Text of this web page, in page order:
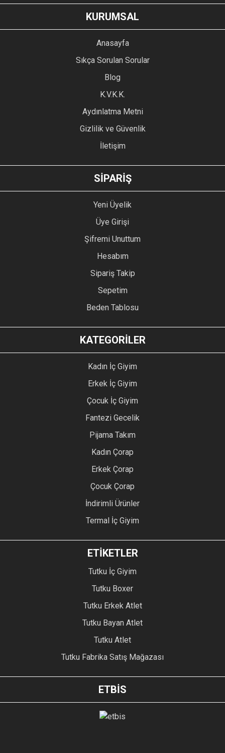
YORUM YAZ
konularda yetersiz gördüğünüz noktaları öneri formunu
kullanarak tarafımıza iletebilirsiniz.
Ürün resmi kalitesiz, bozuk veya görüntülenemiyor.
Ürün açıklamasında eksik bilgiler bulunuyor.
Ürün bilgilerinde hatalar bulunuyor.
Ürün fiyatı diğer sitelerden daha pahalı.
GÖNDER
KURUMSAL
Anasayfa
Sıkça Sorulan Sorular
Blog
K.V.K.K.
Aydınlatma Metni
Gizlilik ve Güvenlik
İletişim
SİPARİŞ
Yeni Üyelik
Üye Girişi
Şifremi Unuttum
Hesabım
Sipariş Takip
Sepetim
Beden Tablosu
KATEGORİLER
Kadın İç Giyim
Erkek İç Giyim
Çocuk İç Giyim
Fantezi Gecelik
Pijama Takım
Kadın Çorap
Erkek Çorap
Çocuk Çorap
İndirimli Ürünler
Termal İç Giyim
ETİKETLER
Tutku İç Giyim
Tutku Boxer
Tutku Erkek Atlet
Tutku Bayan Atlet
Tutku Atlet
Tutku Fabrika Satış Mağazası
ETBİS